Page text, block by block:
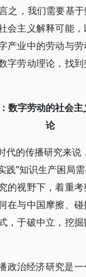
之，我们需要基
会主义解释可能
产业中的劳动与劳
字劳动理论，找
数字劳动的社会
论
代的传播研究来说
践”知识生产困局
的视野下，着重
在与中国摩擦、
，于破中立，挖
政治经济研究是